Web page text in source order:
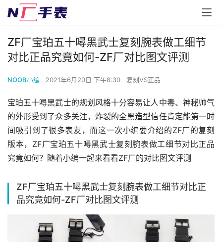
ZF厂宝珀五十噚黑武士复刻腕表做工细节
对比正品究竟如何-ZF厂对比图文评测
NOOB小编 2021年6月20日 下午8:30 复刻VS正品
宝珀五十噚黑武士的规划风格十分容易让人中毒、神秘帅气
的外形受到了众多关注，炸裂的全黑造型信任肯定能第一时
间吸引到了很多表友，而这一次小编要介绍的ZF厂的复刻
版本，ZF厂宝珀五十噚黑武士复刻腕表做工细节对比正品
究竟如何？随着小编一起来看看ZF厂的对比图文评测
ZF厂宝珀五十噚黑武士复刻腕表做工细节对比正
品究竟如何-ZF厂对比图文评测